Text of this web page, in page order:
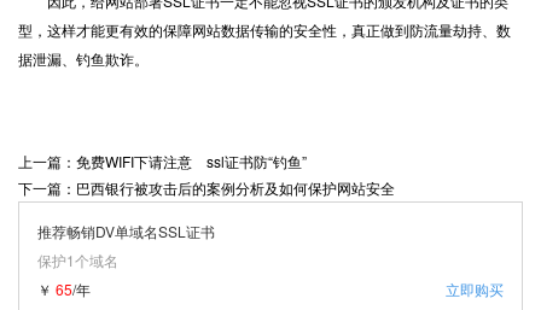
型，这样才能更有效的保障网站数据传输的安全性，真正做到防流量劫持、数
据泄漏、钓鱼欺诈。
上一篇：免费WIFI下请注意 ssl证书防“钓鱼”
下一篇：巴西银行被攻击后的案例分析及如何保护网站安全
推荐畅销DV单域名SSL证书
保护1个域名
立即购买
￥ 65/年